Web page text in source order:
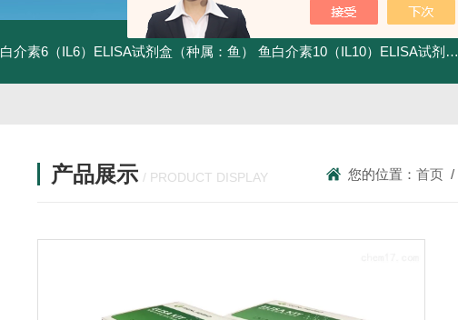
白介素6（IL6）ELISA试剂盒（种属：鱼） 鱼白介素10（IL10）ELISA试剂盒发货及时
产品展示 / PRODUCT DISPLAY 您的位置：首页 /